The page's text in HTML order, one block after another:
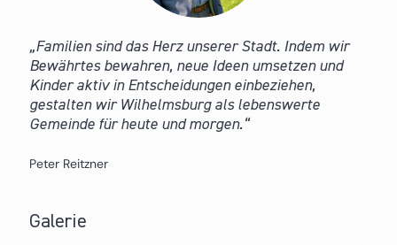
Familien sind das Herz unserer Stadt. Indem wir
Bewährtes bewahren, neue Ideen umsetzen und
Kinder aktiv in Entscheidungen einbeziehen,
gestalten wir Wilhelmsburg als lebenswerte
Gemeinde für heute und morgen.
Peter Reitzner
Galerie